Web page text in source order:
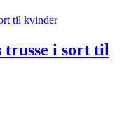
trusse i sort til